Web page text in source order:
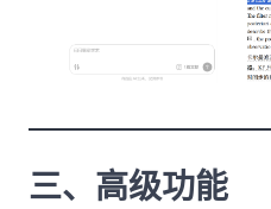
三、高级功能